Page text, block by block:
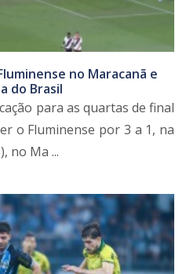
no Maracanã e
do Brasil
para as quartas de final
o Fluminense por 3 a 1, na
no Ma ...